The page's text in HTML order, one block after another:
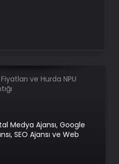
Medya Ajansı, Google
SEO Ajansı ve Web
? Uetds.com İle Akıllı
Yazılımı